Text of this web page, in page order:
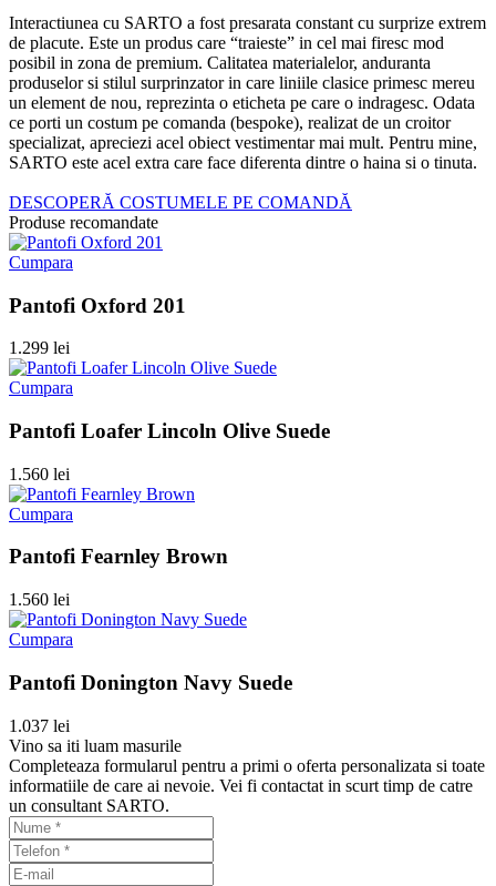
Interactiunea cu SARTO a fost presarata constant cu surprize extrem
de placute. Este un produs care “traieste” in cel mai firesc mod
posibil in zona de premium. Calitatea materialelor, anduranta
produselor si stilul surprinzator in care liniile clasice primesc mereu
un element de nou, reprezinta o eticheta pe care o indragesc. Odata
ce porti un costum pe comanda (bespoke), realizat de un croitor
specializat, apreciezi acel obiect vestimentar mai mult. Pentru mine,
SARTO este acel extra care face diferenta dintre o haina si o tinuta.
DESCOPERĂ COSTUMELE PE COMANDĂ
Produse recomandate
Cumpara
Pantofi Oxford 201
1.299 lei
Cumpara
Pantofi Loafer Lincoln Olive Suede
1.560 lei
Cumpara
Pantofi Fearnley Brown
1.560 lei
Cumpara
Pantofi Donington Navy Suede
1.037 lei
Vino sa iti luam masurile
Completeaza formularul pentru a primi o oferta personalizata si toate
informatiile de care ai nevoie. Vei fi contactat in scurt timp de catre
un consultant SARTO.